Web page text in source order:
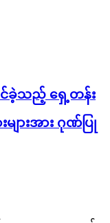
င်ခဲ့သည့် ရှေ့တန်း
ျားအား ဂုဏ်ပြု